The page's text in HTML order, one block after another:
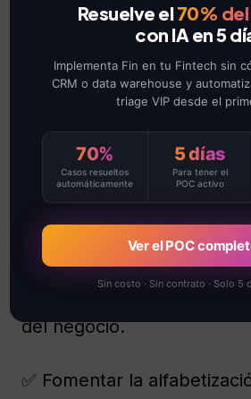
5. Transformación
orientada a los
La adopción de la analítica
una cuestión tecnológica,
cultural.
Las empresas que
de decisiones basada en
desarrollan equipos más
del negocio.
✅ Fomentar la
Resuelve el 70%
con IA en 5
Implementa Fin en tu Fintech sin
CRM o data warehouse y
triage VIP desde el
70%
Casos resueltos
automáticamente
5 días
Para tener el
POC activo
Ver el POC
Sin costo · Sin contrato · Solo 5